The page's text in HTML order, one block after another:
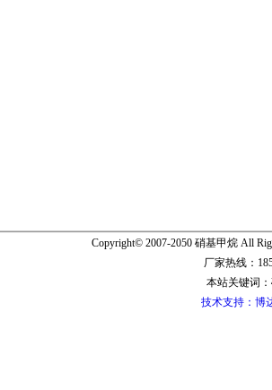
Copyright© 2007-2050 硝基甲烷 All
厂家热线：
本站关键词
技术支持：博